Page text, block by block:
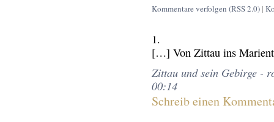
Kommentare verfolgen (RSS 2.0)|
[…] Von Zittau ins
Zittau und sein Gebirge -
00:14
Schreib einen